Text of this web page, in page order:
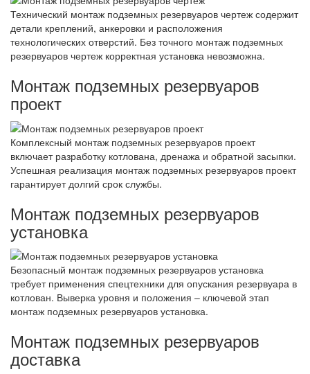
Технический монтаж подземных резервуаров чертеж содержит
детали креплений, анкеровки и расположения
технологических отверстий. Без точного монтаж подземных
резервуаров чертеж корректная установка невозможна.
Монтаж подземных резервуаров
проект
Комплексный монтаж подземных резервуаров проект
включает разработку котлована, дренажа и обратной засыпки.
Успешная реализация монтаж подземных резервуаров проект
гарантирует долгий срок службы.
Монтаж подземных резервуаров
установка
Безопасный монтаж подземных резервуаров установка
требует применения спецтехники для опускания резервуара в
котлован. Выверка уровня и положения – ключевой этап
монтаж подземных резервуаров установка.
Монтаж подземных резервуаров
доставка